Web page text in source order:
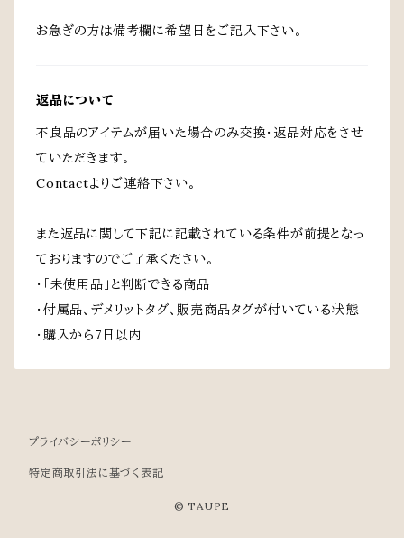
お急ぎの方は備考欄に希望日をご記入下さい。
返品について
不良品のアイテムが届いた場合のみ交換・返品対応をさせ
ていただきます。
Contactよりご連絡下さい。
また返品に関して下記に記載されている条件が前提となっ
ておりますのでご了承ください。
・「未使用品」と判断できる商品
・付属品、デメリットタグ、販売商品タグが付いている状態
・購入から7日以内
プライバシーポリシー
特定商取引法に基づく表記
© TAUPE